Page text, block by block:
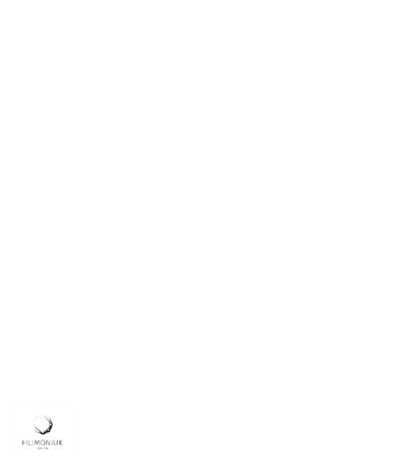
PRODUCENTA:
FILIMONIUK
DESIGN